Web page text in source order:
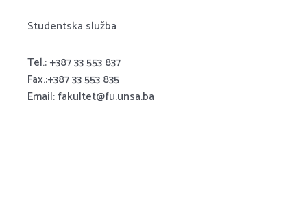
Studentska služba
Tel.: +387 33 553 837
Fax.:+387 33 553 835
Email: fakultet@fu.unsa.ba